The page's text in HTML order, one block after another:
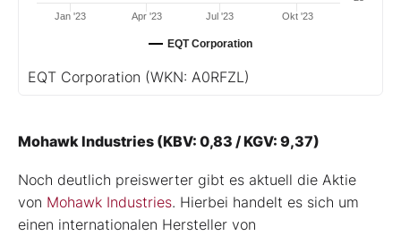
EQT Corporation
Jan '23 Apr '23 Jul '23 Okt '23
EQT Corporation (WKN: A0RFZL)
Mohawk Industries (KBV: 0,83 / KGV: 9,37)
Noch deutlich preiswerter gibt es aktuell die Aktie
von Mohawk Industries. Hierbei handelt es sich um
einen internationalen Hersteller von